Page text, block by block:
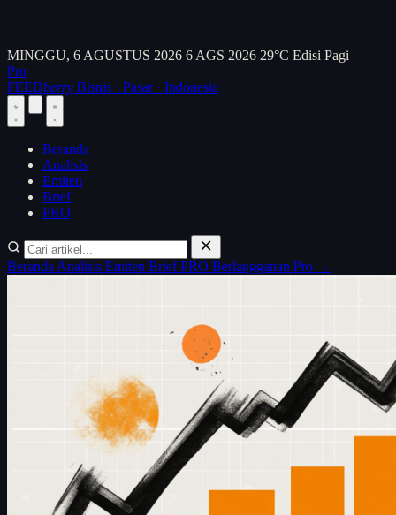
MINGGU, 6 AGUSTUS 2026 6 AGS 2026 29°C Edisi Pagi
Pro
FEEDberry Bisnis · Pasar · Indonesia
Beranda
Analisis
Emiten
Brief
PRO
Beranda Analisis Emiten BriefPRO Berlangganan Pro →